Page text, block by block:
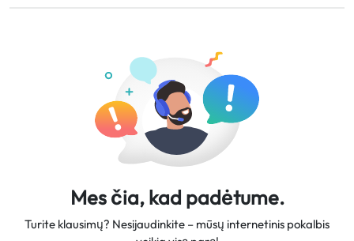
Mes čia, kad padėtume.
Turite klausimų? Nesijaudinkite – mūsų internetinis pokalbis